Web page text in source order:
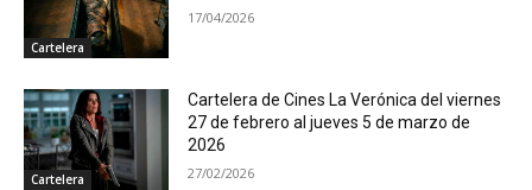
Cartelera
17/04/2026
Cartelera
Cartelera de Cines La Verónica del viernes
27 de febrero al jueves 5 de marzo de
2026
27/02/2026